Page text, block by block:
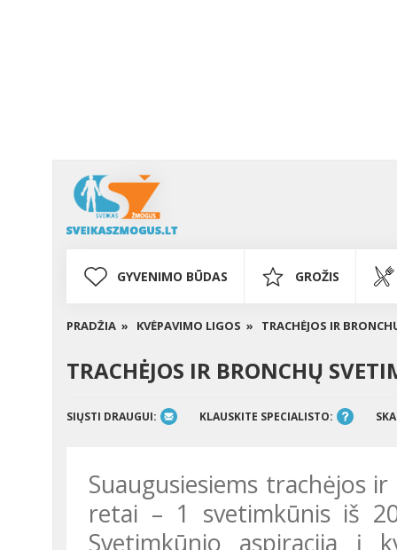
GYVENIMO BŪDAS GROŽIS
PRADŽIA » KVĖPAVIMO LIGOS » TRACHĖJOS IR
TRACHĖJOS IR BRONCHŲ
SIŲSTI DRAUGUI: KLAUSKITE SPECIALISTO:
Suaugusiesiems trachėjos ir bronchų svetimkūnių diagnozuojama
retai – 1 svetimkūnis iš
Svetimkūnio aspiracija į